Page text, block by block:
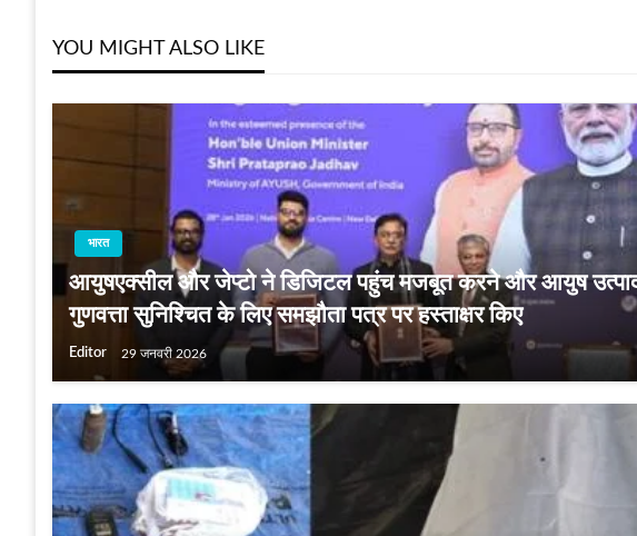
YOU MIGHT ALSO LIKE
भारत
आयुषएक्सील और जेप्टो ने डिजिटल पहुंच मजबूत करने और आयुष
गुणवत्ता सुनिश्चित के लिए समझौता पत्र पर हस्ताक्षर किए
Editor 29 जनवरी 2026